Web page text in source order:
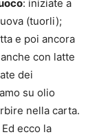
: iniziate a
(tuorli);
e poi ancora
con latte
dei
su olio
nella carta.
ecco la